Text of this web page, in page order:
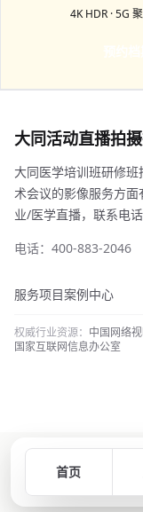
4K HDR · 5G
大同活动直播拍
大同医学培训班研修
术会议的影像服务方
业/医学直播，联系电
电话：400-883-2046
服务项目案例中心
权威行业资源： 中国网络
国家互联网信息办公室
首页